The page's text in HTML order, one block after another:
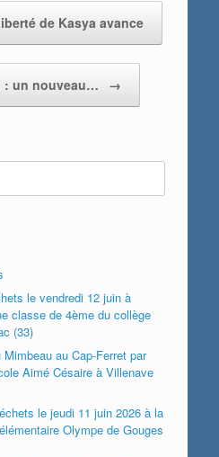
de Kasya avance
: un nouveau… →
le vendredi 12 juin à
classe de 4ème du collège
(33)
au Cap-Ferret par
Aimé Césaire à Villenave
le jeudi 11 juin 2026 à la
Olympe de Gouges